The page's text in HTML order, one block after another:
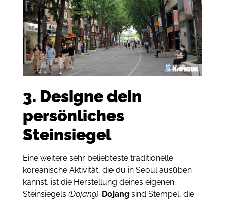
3. Designe dein
persönliches
Steinsiegel
Eine weitere sehr beliebteste traditionelle
koreanische Aktivität, die du in Seoul ausüben
kannst, ist die Herstellung deines eigenen
Steinsiegels (Dojang). Dojangsind Stempel, die